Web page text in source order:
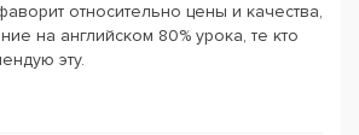
относительно цены и качества,
на английском 80% урока, те кто
эту.